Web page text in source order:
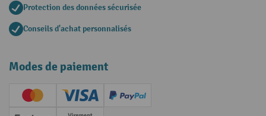
Protection des données sécurisée
Conseils d'achat personnalisés
Modes de paiement
Creditcard (Master)Creditcard (Visa)
PayPal